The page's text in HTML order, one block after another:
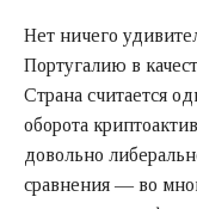
Нет ничего
Португалию в
Страна считается
оборота
довольно
сравнения — во